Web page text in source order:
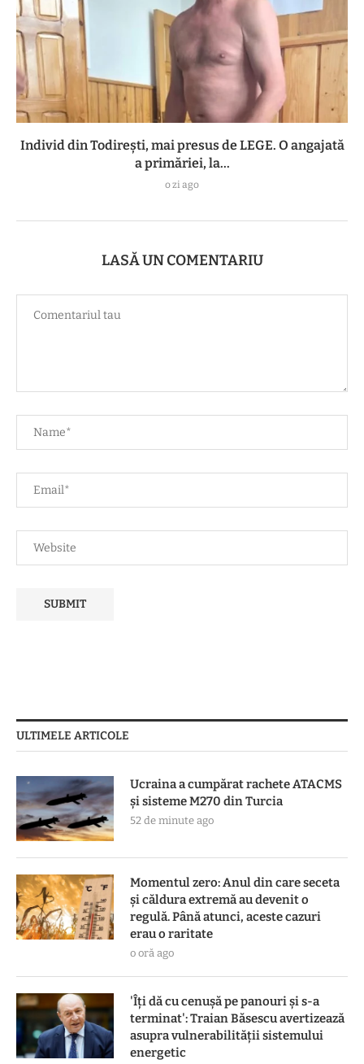
Individ din Todirești, mai presus de LEGE. O angajată
a primăriei, la...
o zi ago
LASĂ UN COMENTARIU
ULTIMELE ARTICOLE
Ucraina a cumpărat rachete ATACMS
și sisteme M270 din Turcia
52 de minute ago
Momentul zero: Anul din care seceta
și căldura extremă au devenit o
regulă. Până atunci, aceste cazuri
erau o raritate
o oră ago
'Îți dă cu cenușă pe panouri și s-a
terminat': Traian Băsescu avertizează
asupra vulnerabilității sistemului
energetic